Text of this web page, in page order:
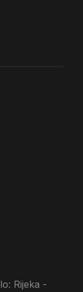
Rijeka -